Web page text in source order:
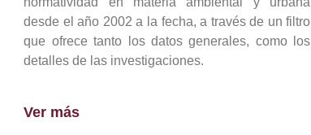
desde el año 2002 a la fecha, a través de un filtro
que ofrece tanto los datos generales, como los
detalles de las investigaciones.
Ver más